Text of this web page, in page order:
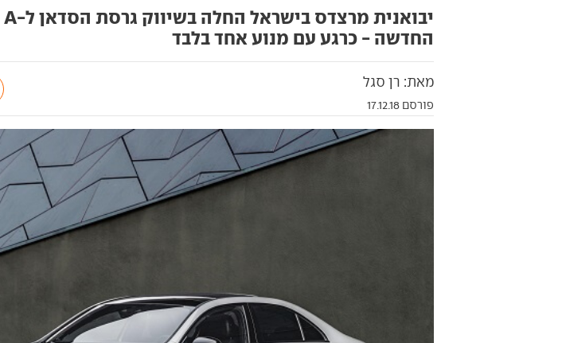
החדשה - כרגע עם מנוע אחד בלבד
מאת: רן סגל
פורסם 17.12.18